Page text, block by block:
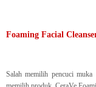
Foaming Facial
Salah memilih pencuci